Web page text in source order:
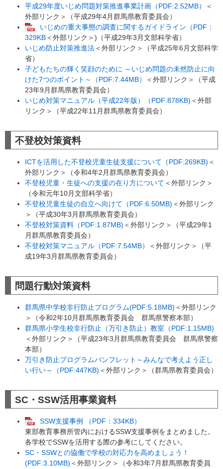
平成29年度いじめ問題対策推進事業計画（PDF:2.52MB）
＜
外部リンク＞
（平成29年4月群馬県教育委員会）
いじめの重大事態の調査に関するガイドライン（PDF：
329KB＜外部リンク＞)（平成29年3月文部科学省）
いじめ防止対策推進法＜外部リンク＞
（平成25年6月文部科学
省）
子どもたちの輝く笑顔のために ～いじめ問題の未然防止に向
けた7つのポイント～（PDF:7.44MB）
＜外部リンク＞
（平成
23年9月群馬県教育委員会）
いじめ対策マニュアル（平成22年版）（PDF:878KB) ＜外部
リンク＞
（平成22年11月群馬県教育委員会）
不登校対策資料
ICTを活用した不登校児童生徒支援について（PDF:269KB) ＜
外部リンク＞
（令和4年2月群馬県教育委員会）
不登校児童・生徒への支援の在り方について ＜外部リンク＞
（令和元年10月文部科学省）
不登校児童生徒の自立へ向けて（PDF:6.50MB) ＜外部リンク
＞
（平成30年3月群馬県教育委員会）
不登校対策資料（PDF:1.87MB) ＜外部リンク＞
（平成29年1
月群馬県教育委員会）
不登校対策マニュアル（PDF:7.54MB）
＜外部リンク＞
（平
成19年3月群馬県教育委員会）
問題行動対策資料
群馬県中学校非行防止プログラム(PDF:5.18MB) ＜外部リンク
＞
（令和2年10月群馬県教育委員会 群馬県警察本部）
群馬県小学生校非行防止（万引き防止）教室（PDF:1.15MB)
＜外部リンク＞
（平成23年3月群馬県教育委員会 群馬県警察
本部）
万引き防止プログラムパンフレット～みんなで考えよう正し
い行い～（PDF:447KB) ＜外部リンク＞ （群馬県教育委員会）
SC・SSW活用事業資料
SSW支援事例 （PDF：334KB）
東部教育事務所管内におけるSSW支援事例をまとめました。
各学校でSSWを活用する際の参考にしてください。
SC・SSWとの協働で学校の対応力を高めましょう！
(PDF:3.10MB) ＜外部リンク＞
（令和3年7月群馬県教育委員